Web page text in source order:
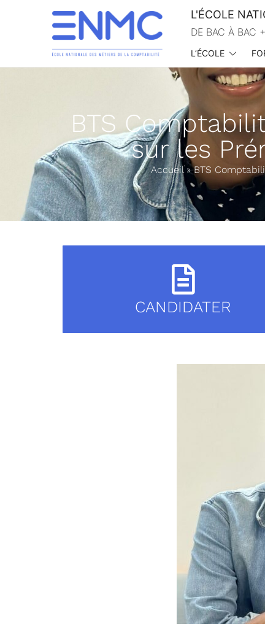
École nationale des métiers de la comptabilité
L'ÉCOLE
DE BAC À BAC
L’ÉCOLE
BTS
sur les
Accueil»BTS
CANDIDATER